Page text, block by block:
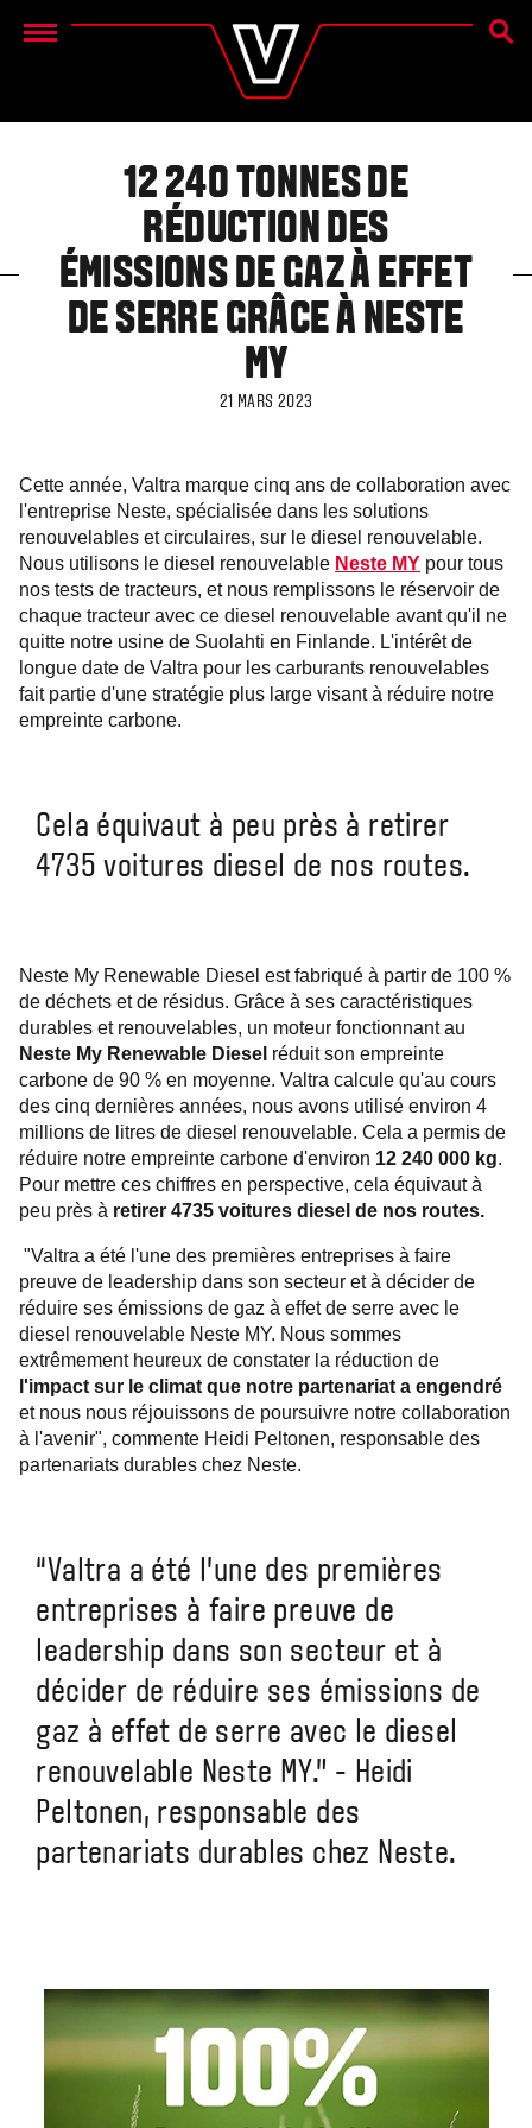
Menu
12 240 TONNES DE
RÉDUCTION DES
ÉMISSIONS DE GAZ À EFFET
DE SERRE GRÂCE À NESTE
MY
21 MARS 2023
Cette année, Valtra marque cinq ans de collaboration avec
l'entreprise Neste, spécialisée dans les solutions
renouvelables et circulaires, sur le diesel renouvelable.
Nous utilisons le diesel renouvelable Neste MY pour tous
nos tests de tracteurs, et nous remplissons le réservoir de
chaque tracteur avec ce diesel renouvelable avant qu'il ne
quitte notre usine de Suolahti en Finlande. L'intérêt de
longue date de Valtra pour les carburants renouvelables
fait partie d'une stratégie plus large visant à réduire notre
empreinte carbone.
Cela équivaut à peu près à retirer
4735 voitures diesel de nos routes.
Neste My Renewable Diesel est fabriqué à partir de 100 %
de déchets et de résidus. Grâce à ses caractéristiques
durables et renouvelables, un moteur fonctionnant au
Neste My Renewable Diesel réduit son empreinte
carbone de 90 % en moyenne. Valtra calcule qu'au cours
des cinq dernières années, nous avons utilisé environ 4
millions de litres de diesel renouvelable. Cela a permis de
réduire notre empreinte carbone d'environ 12 240 000 kg.
Pour mettre ces chiffres en perspective, cela équivaut à
peu près à retirer 4735 voitures diesel de nos routes.
"Valtra a été l'une des premières entreprises à faire
preuve de leadership dans son secteur et à décider de
réduire ses émissions de gaz à effet de serre avec le
diesel renouvelable Neste MY. Nous sommes
extrêmement heureux de constater la réduction de
l'impact sur le climat que notre partenariat a engendré
et nous nous réjouissons de poursuivre notre collaboration
à l'avenir", commente Heidi Peltonen, responsable des
partenariats durables chez Neste.
“Valtra a été l'une des premières
entreprises à faire preuve de
leadership dans son secteur et à
décider de réduire ses émissions de
gaz à effet de serre avec le diesel
renouvelable Neste MY." - Heidi
Peltonen, responsable des
partenariats durables chez Neste.